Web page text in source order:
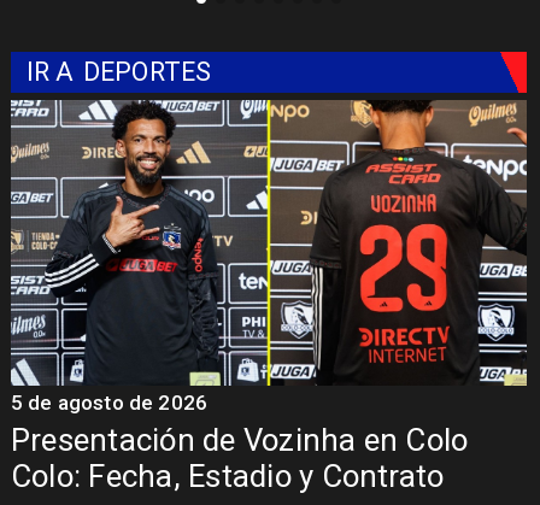
IR A DEPORTES
La Roja enfrentará a los anfitriones
del Mundial 2026
5 de agosto de 2026